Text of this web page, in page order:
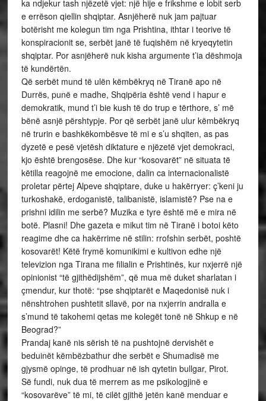
ka ndjekur tash njëzetë vjet: një hije e frikshme e lobit serb
e errëson qiellin shqiptar. Asnjëherë nuk jam pajtuar
botërisht me kolegun tim nga Prishtina, ithtar i teorive të
konspiracionit se, serbët janë të fuqishëm në kryeqytetin
shqiptar. Por asnjëherë nuk kisha argumente t’ia dëshmoja
të kundërtën.
Që serbët mund të ulën këmbëkryq në Tiranë apo në
Durrës, punë e madhe, Shqipëria është vend i hapur e
demokratik, mund t’i bie kush të do trup e tërthore, s’ më
bënë asnjë përshtypje. Por që serbët janë ulur këmbëkryq
në trurin e bashkëkombësve të mi e s’u shqiten, as pas
dyzetë e pesë vjetësh diktature e njëzetë vjet demokraci,
kjo është brengosëse. Dhe kur “kosovarët” në situata të
këtilla reagojnë me emocione, dalin ca internacionalistë
proletar përtej Alpeve shqiptare, duke u hakërryer: ç’keni ju
turkoshakë, erdoganistë, talibanistë, islamistë? Pse na e
prishni idilin me serbë? Muzika e tyre është më e mira në
botë. Plasni! Dhe gazeta e mikut tim në Tiranë i botoi këto
reagime dhe ca hakërrime në stilin: rrofshin serbët, poshtë
kosovarët! Këtë frymë komunikimi e kultivon edhe një
televizion nga Tirana me filialin e Prishtinës, kur nxjerrë një
opinionist “të gjithëdijshëm”, që mua më duket sharlatan i
çmendur, kur thotë: “pse shqiptarët e Maqedonisë nuk i
nënshtrohen pushtetit sllavë, por na nxjerrin andralla e
s’mund të takohemi qetas me kolegët tonë në Shkup e në
Beograd?”
Prandaj kanë nis sërish të na pushtojnë dervishët e
beduinët këmbëzbathur dhe serbët e Shumadisë me
gjysmë opinge, të prodhuar në ish qytetin bullgar, Pirot.
Së fundi, nuk dua të merrem as me psikologjinë e
“kosovarëve” të mi, të cilët gjithë jetën kanë menduar e